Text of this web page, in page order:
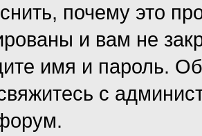
почему это
и вам не
имя и пароль.
с